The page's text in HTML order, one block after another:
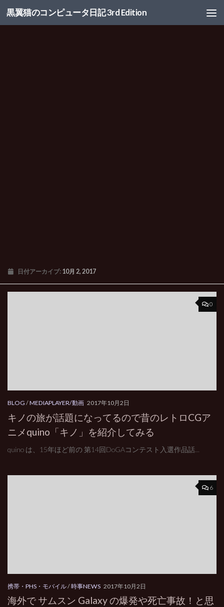
コンテンツへスキップ
黒翼猫のコンピュータ日記 3rd Edition
日付アーカイブ: 10月 2, 2017
0
BLOG /MEDIAPLAYER/動画 2017年10月2日
キノの旅が話題になってるので昔のレトロCGア
ニメquino「キノ」を紹介してみる
quino は、15年ほど前の 第14回DoGAコンテスト入選作品話...
6
携帯・PHS・モバイル/時事NEWS 2017年10月2日
海外で サムスン Galaxy の爆発や死亡事故！と思